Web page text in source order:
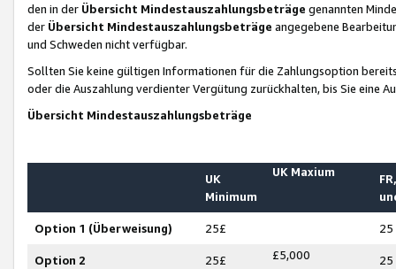
den in der Übersicht Mindestauszahlungsbeträge genannten
der Übersicht Mindestauszahlungsbeträge angegebene
und Schweden nicht verfügbar.
Sollten Sie keine gültigen Informationen für die Zahlungsoption
oder die Auszahlung verdienter Vergütung zurückhalten, bis Sie
Übersicht Mindestauszahlungsbeträge
UK
Minimum
UK Maxium
Option 1 (Überweisung) 25£ 25
Option 2
25£ £5,000 25